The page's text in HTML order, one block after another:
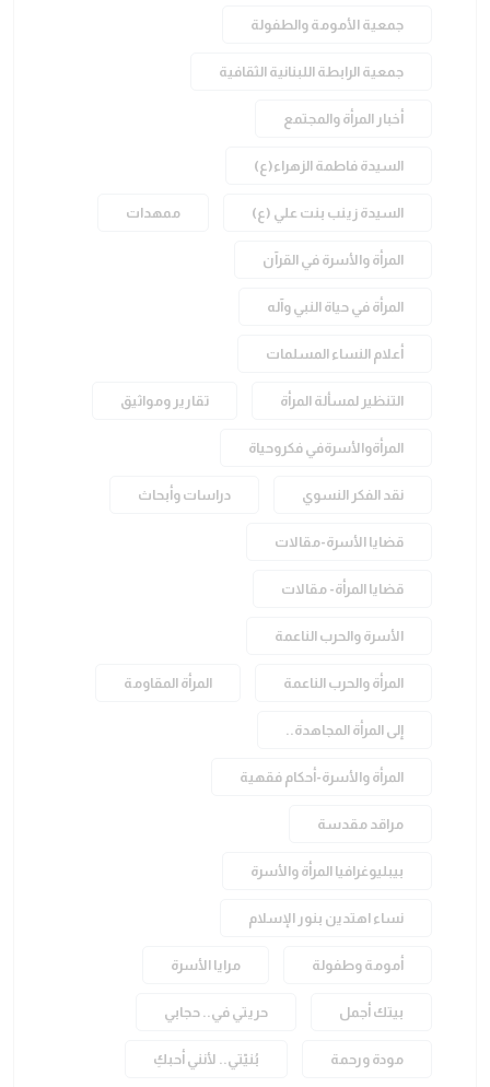
جمعية الأمومة والطفولة
جمعية الرابطة اللبنانية الثقافية
أخبار المرأة والمجتمع
السيدة فاطمة الزهراء(ع)
السيدة زينب بنت علي (ع) ممهدات
المرأة والأسرة في القرآن
المرأة في حياة النبي وآله
أعلام النساء المسلمات
التنظير لمسألة المرأة تقارير ومواثيق
المرأةوالأسرةفي فكروحياة
نقد الفكر النسوي دراسات وأبحاث
قضايا الأسرة-مقالات
قضايا المرأة- مقالات
الأسرة والحرب الناعمة
المرأة والحرب الناعمة المرأة المقاومة
إلى المرأة المجاهدة..
المرأة والأسرة-أحكام فقهية
مراقد مقدسة
بيبليوغرافيا المرأة والأسرة
نساء اهتدين بنور الإسلام
أمومة وطفولة مرايا الأسرة
بيتك أجمل حريتي في.. حجابي
مودة ورحمة بُنيّتي.. لأنني أحبكِ